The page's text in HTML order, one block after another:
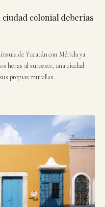
colonial deberías
de Yucatán con Mérida ya
horas al suroeste, una ciudad
propias murallas.